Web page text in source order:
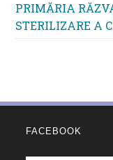
PRIMĂRIA
STERILIZARE A
FACEBOOK